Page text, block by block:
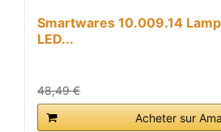
Smartwares 10.009.14
LED...
48,49 €
Acheter sur